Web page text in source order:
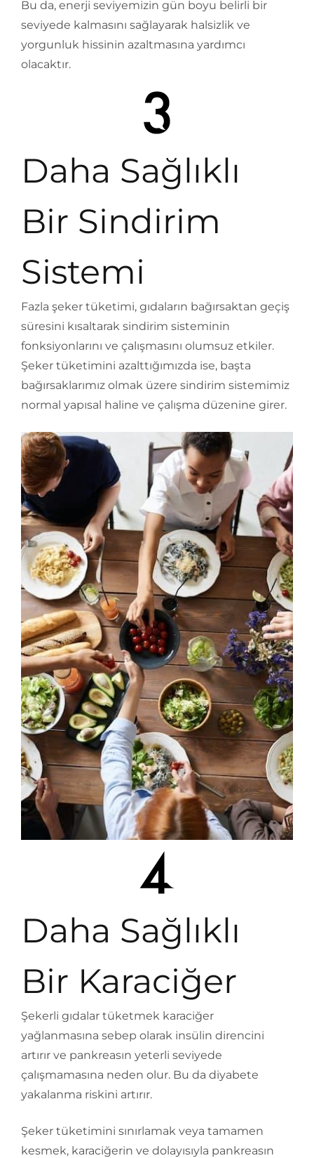
Bu da, enerji seviyemizin gün boyu belirli bir
seviyede kalmasını sağlayarak halsizlik ve
yorgunluk hissinin azaltmasına yardımcı
olacaktır.
Daha Sağlıklı
Bir Sindirim
Sistemi
Fazla şeker tüketimi, gıdaların bağırsaktan geçiş
süresini kısaltarak sindirim sisteminin
fonksiyonlarını ve çalışmasını olumsuz etkiler.
Şeker tüketimini azalttığımızda ise, başta
bağırsaklarımız olmak üzere sindirim sistemimiz
normal yapısal haline ve çalışma düzenine girer.
Daha Sağlıklı
Bir Karaciğer
Şekerli gıdalar tüketmek karaciğer
yağlanmasına sebep olarak insülin direncini
artırır ve pankreasın yeterli seviyede
çalışmamasına neden olur. Bu da diyabete
yakalanma riskini artırır.
Şeker tüketimini sınırlamak veya tamamen
kesmek, karaciğerin ve dolayısıyla pankreasın